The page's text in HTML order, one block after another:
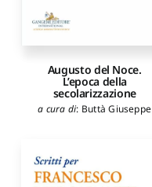
Augusto del Noce.
L’epoca della
secolarizzazione
a cura di: Buttà Giuseppe